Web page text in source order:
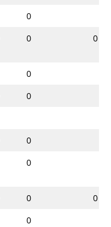
0
0 0
0
0
0
0
0
0
0